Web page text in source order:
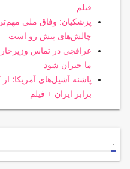
فیلم
پزشکیان: وفاق ملی
چالش‌های پیش رو است
عراقچی در تماس
ما جبران شود
پاشنه آشیل‌های آمریکا؛
برابر ایران + فیلم
.